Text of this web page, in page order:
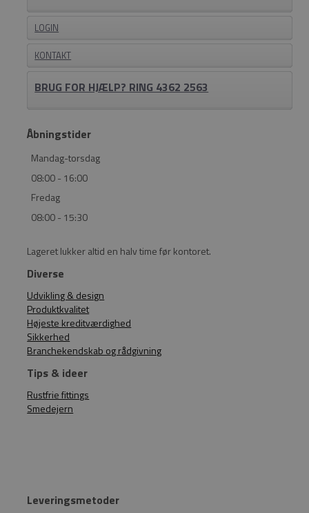
LOGIN
KONTAKT
BRUG FOR HJÆLP? RING 4362 2563
Åbningstider
Mandag-torsdag
08:00 - 16:00
Fredag
08:00 - 15:30
Lageret lukker altid en halv time før kontoret.
Diverse
Udvikling & design
Produktkvalitet
Højeste kreditværdighed
Sikkerhed
Branchekendskab og rådgivning
Tips & ideer
Rustfrie fittings
Smedejern
Leveringsmetoder